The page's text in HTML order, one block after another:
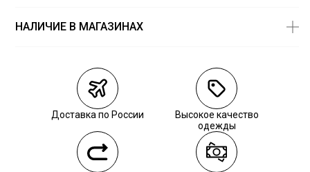
Курьерская доставка СДЭК
Самовывоз из пункта выдачи СДЭК
Самовывоз из наших магазинов
Курьерская доставка СДЭК
НАЛИЧИЕ В МАГАЗИНАХ
Доставка по России
Высокое качество
одежды